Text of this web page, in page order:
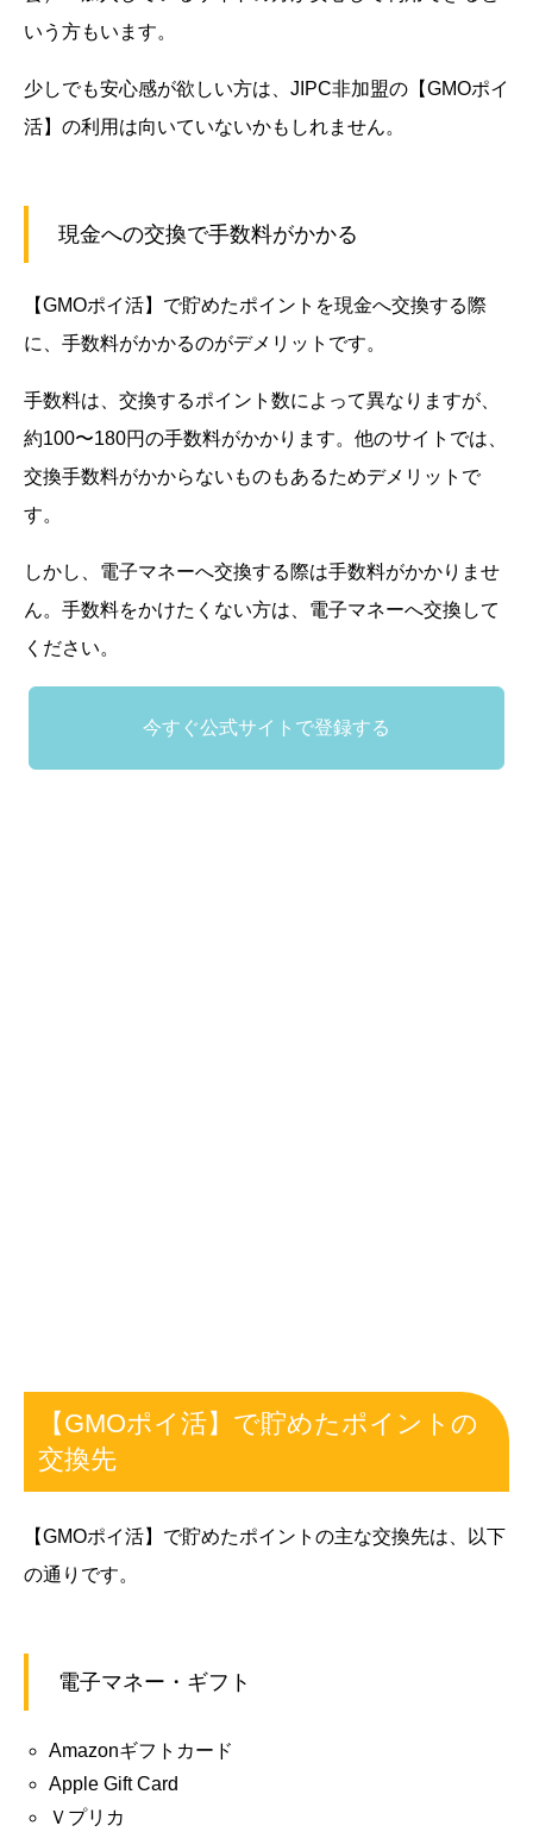
いう方もいます。
少しでも安心感が欲しい方は、JIPC非加盟の【GMOポイ
活】の利用は向いていないかもしれません。
現金への交換で手数料がかかる
【GMOポイ活】で貯めたポイントを現金へ交換する際
に、手数料がかかるのがデメリットです。
手数料は、交換するポイント数によって異なりますが、
約100〜180円の手数料がかかります。他のサイトでは、
交換手数料がかからないものもあるためデメリットで
す。
しかし、電子マネーへ交換する際は手数料がかかりませ
ん。手数料をかけたくない方は、電子マネーへ交換して
ください。
今すぐ公式サイトで登録する
【GMOポイ活】で貯めたポイントの
交換先
【GMOポイ活】で貯めたポイントの主な交換先は、以下
の通りです。
電子マネー・ギフト
Amazonギフトカード
Apple Gift Card
Ｖプリカ